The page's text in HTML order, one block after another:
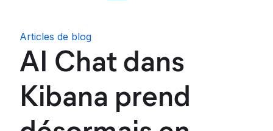
Articles de blog
AI Chat dans
Kibana prend